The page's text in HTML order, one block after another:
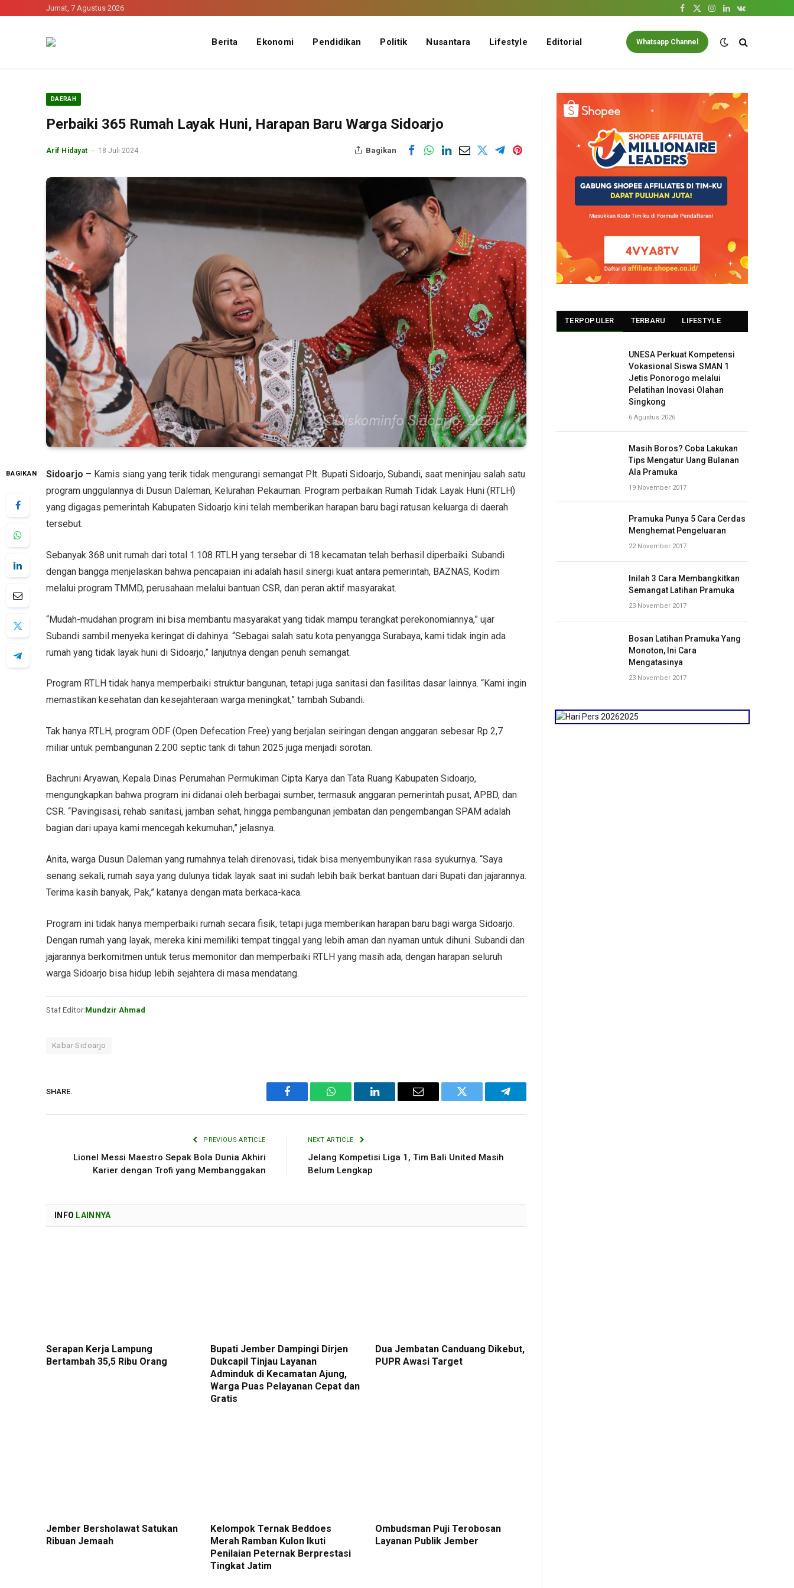
Jumat, 7 Agustus 2026
Facebook
X
Instagram
LinkedInVKontakte
Berita Ekonomi Pendidikan Politik Nusantara Lifestyle Editorial Whatsapp Channel
DAERAH
Perbaiki 365 Rumah Layak Huni, Harapan Baru Warga Sidoarjo
Arif Hidayat 18 Juli 2024 Bagikan
BAGIKAN Sidoarjo – Kamis siang yang terik tidak mengurangi semangat Plt. Bupati Sidoarjo, Subandi, saat meninjau salah satu
program unggulannya di Dusun Daleman, Kelurahan Pekauman. Program perbaikan Rumah Tidak Layak Huni (RTLH)
yang digagas pemerintah Kabupaten Sidoarjo kini telah memberikan harapan baru bagi ratusan keluarga di daerah
tersebut.
Sebanyak 368 unit rumah dari total 1.108 RTLH yang tersebar di 18 kecamatan telah berhasil diperbaiki. Subandi
dengan bangga menjelaskan bahwa pencapaian ini adalah hasil sinergi kuat antara pemerintah, BAZNAS, Kodim
melalui program TMMD, perusahaan melalui bantuan CSR, dan peran aktif masyarakat.
“Mudah-mudahan program ini bisa membantu masyarakat yang tidak mampu terangkat perekonomiannya,” ujar
Subandi sambil menyeka keringat di dahinya. “Sebagai salah satu kota penyangga Surabaya, kami tidak ingin ada
rumah yang tidak layak huni di Sidoarjo,” lanjutnya dengan penuh semangat.
Program RTLH tidak hanya memperbaiki struktur bangunan, tetapi juga sanitasi dan fasilitas dasar lainnya. “Kami ingin
memastikan kesehatan dan kesejahteraan warga meningkat,” tambah Subandi.
Tak hanya RTLH, program ODF (Open Defecation Free) yang berjalan seiringan dengan anggaran sebesar Rp 2,7
miliar untuk pembangunan 2.200 septic tank di tahun 2025 juga menjadi sorotan.
Bachruni Aryawan, Kepala Dinas Perumahan Permukiman Cipta Karya dan Tata Ruang Kabupaten Sidoarjo,
mengungkapkan bahwa program ini didanai oleh berbagai sumber, termasuk anggaran pemerintah pusat, APBD, dan
CSR. “Pavingisasi, rehab sanitasi, jamban sehat, hingga pembangunan jembatan dan pengembangan SPAM adalah
bagian dari upaya kami mencegah kekumuhan,” jelasnya.
Anita, warga Dusun Daleman yang rumahnya telah direnovasi, tidak bisa menyembunyikan rasa syukurnya. “Saya
senang sekali, rumah saya yang dulunya tidak layak saat ini sudah lebih baik berkat bantuan dari Bupati dan jajarannya.
Terima kasih banyak, Pak,” katanya dengan mata berkaca-kaca.
Program ini tidak hanya memperbaiki rumah secara fisik, tetapi juga memberikan harapan baru bagi warga Sidoarjo.
Dengan rumah yang layak, mereka kini memiliki tempat tinggal yang lebih aman dan nyaman untuk dihuni. Subandi dan
jajarannya berkomitmen untuk terus memonitor dan memperbaiki RTLH yang masih ada, dengan harapan seluruh
warga Sidoarjo bisa hidup lebih sejahtera di masa mendatang.
Staf Editor:Mundzir Ahmad
Kabar Sidoarjo
SHARE.
Facebook WhatsAppLinkedIn Email Twitter Telegram
PREVIOUS ARTICLE
Lionel Messi Maestro Sepak Bola Dunia Akhiri
Karier dengan Trofi yang Membanggakan
NEXT ARTICLE
Jelang Kompetisi Liga 1, Tim Bali United Masih
Belum Lengkap
INFO LAINNYA
Serapan Kerja Lampung
Bertambah 35,5 Ribu Orang
Bupati Jember Dampingi Dirjen
Dukcapil Tinjau Layanan
Adminduk di Kecamatan Ajung,
Warga Puas Pelayanan Cepat dan
Gratis
Dua Jembatan Canduang Dikebut,
PUPR Awasi Target
Jember Bersholawat Satukan
Ribuan Jemaah
Kelompok Ternak Beddoes
Merah Ramban Kulon Ikuti
Penilaian Peternak Berprestasi
Tingkat Jatim
Ombudsman Puji Terobosan
Layanan Publik Jember
TERPOPULER TERBARU LIFESTYLE
UNESA Perkuat Kompetensi
Vokasional Siswa SMAN 1
Jetis Ponorogo melalui
Pelatihan Inovasi Olahan
Singkong
6 Agustus 2026
Masih Boros? Coba Lakukan
Tips Mengatur Uang Bulanan
Ala Pramuka
19 November 2017
Pramuka Punya 5 Cara Cerdas
Menghemat Pengeluaran
22 November 2017
Inilah 3 Cara Membangkitkan
Semangat Latihan Pramuka
23 November 2017
Bosan Latihan Pramuka Yang
Monoton, Ini Cara
Mengatasinya
23 November 2017